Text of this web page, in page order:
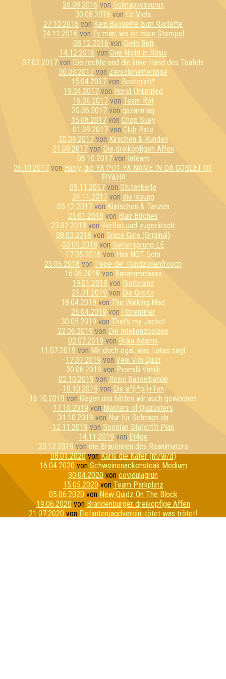
26.08.2016 von Schnapsosaurus
30.08.2016 von Ed Viola
27.10.2016 von Kein Baguette zum Raclette
24.11.2016 von Ey man, wo ist mein Stempel
08.12.2016 von Geilo Ren
14.12.2016 von One Night in Rosis
07.02.2017 von Die rechte und die linke Hand des Teufels
30.03.2017 von Zerschmetterlinge
15.04.2017von Beercraft*
19.04.2017von Horst Unlimited
16.06.2017von Team Rot
20.06.2017 von qazanmaq
15.08.2017von Chop Suey
01.09.2017 von Club Rate
20.09.2017von Kirschen & Kunden
21.09.2017von Die dreiköpfigen Affen
05.10.2017von Inteam
26.10.2017 von Harry, did YA PUT YA NAME IN DA GOBLET OF
FIYAH!!
09.11.2017 von Stutenkerle
24.11.2017von die lösung
05.12.2017von Klatschen & Tanzen
25.01.2018 von Blair Bitches
23.02.2018 von Verflixt und zugerätselt
08.03.2018 von Spice Girls (Original)
03.05.2018 von Seitensprung LE
17.05.2018 von Han NOT Solo
25.05.2018 von Pepe der Randzonenfrosch
16.06.2018 von Banannnnnaaaa
19.01.2019 von Bierbrains
25.01.2019 von Die GroKo
18.04.2019 von The Walking Mad
26.04.2019 von Florentiner
30.05.2019 von That's my Jacket
22.06.2019 von Die Intellenzbolzen
02.07.2019 von Bräin Adams
11.07.2019 von Mir doch egal, was Lukas sagt
17.07.2019 von Veni Vidi Quizi
30.08.2019 von Promilli Vanilli
02.10.2019 von Rosis Rasselbande
10.10.2019 von Die e^(i*pi)+1en
16.10.2019 von Gegen uns hätten wir auch gewonnen
17.10.2019 von Masters of Quizasters
31.10.2019 von Nur für Schnaps da
12.11.2019 von Spontan Sta(d/t)t Plan
14.11.2019 von Et4ge
20.12.2019 von die Bräutinnen des Reanimators
08.01.2020vonKarls die Käfer (m/w/d)
16.04.2020 von Schweinenackensteak Medium
30.04.2020 von covidulagrün
15.05.2020 von Team Parkplatz
05.06.2020 von New Quidz On The Block
19.06.2020 von Brandenburger dreiköpfige Affen
21.07.2020 von Elefantenjagdverein: tötet was trötet!